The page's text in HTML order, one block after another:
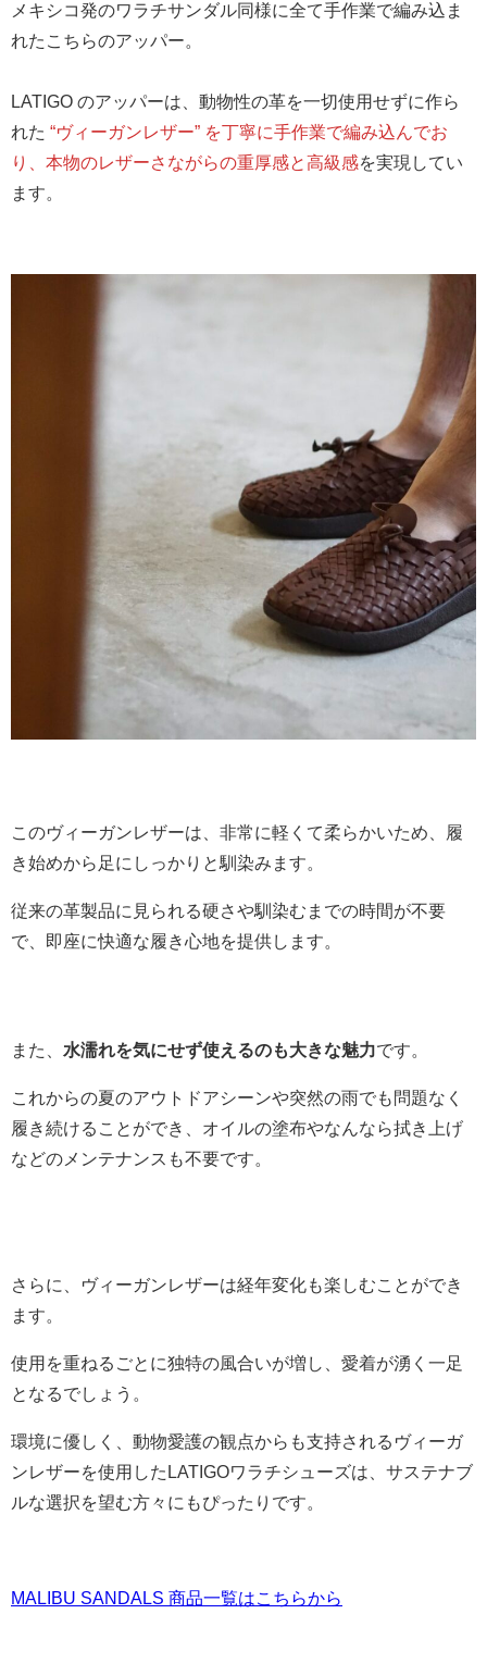
メキシコ発のワラチサンダル同様に全て手作業で編み込ま
れたこちらのアッパー。
LATIGO のアッパーは、動物性の革を一切使用せずに作ら
れた “ヴィーガンレザー” を丁寧に手作業で編み込んでお
り、本物のレザーさながらの重厚感と高級感を実現してい
ます。
このヴィーガンレザーは、非常に軽くて柔らかいため、履
き始めから足にしっかりと馴染みます。
従来の革製品に見られる硬さや馴染むまでの時間が不要
で、即座に快適な履き心地を提供します。
また、 水濡れを気にせず使えるのも大きな魅力です。
これからの夏のアウトドアシーンや突然の雨でも問題なく
履き続けることができ、オイルの塗布やなんなら拭き上げ
などのメンテナンスも不要です。
さらに、ヴィーガンレザーは経年変化も楽しむことができ
ます。
使用を重ねるごとに独特の風合いが増し、愛着が湧く一足
となるでしょう。
環境に優しく、動物愛護の観点からも支持されるヴィーガ
ンレザーを使用したLATIGOワラチシューズは、サステナブ
ルな選択を望む方々にもぴったりです。
MALIBU SANDALS 商品一覧はこちらから